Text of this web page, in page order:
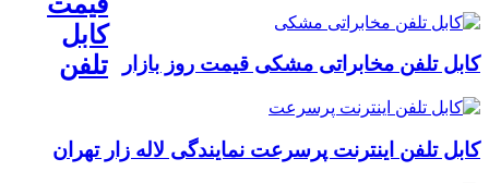
کابل تلفن مخابراتی مشکی قیمت روز بازار
کابل تلفن اینترنت پرسرعت نمایندگی لاله زار تهران
کابل
تلفن